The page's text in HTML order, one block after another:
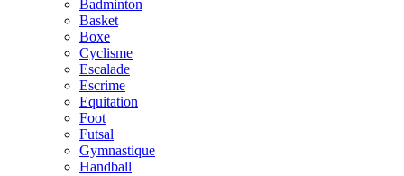
Badminton
Basket
Boxe
Cyclisme
Escalade
Escrime
Equitation
Foot
Futsal
Gymnastique
Handball